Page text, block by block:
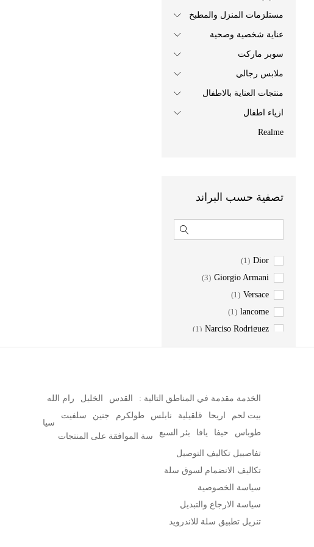
مستلزمات المنزل والمطبخ
عناية شخصية وصحية
سوبر ماركت
ملابس رجالي
منتجات العناية بالاطفال
ازياء اطفال
Realme
تصفية حسب البراند
Dior
(1)
Giorgio Armani
(3)
Versace
(1)
lancome
(1)
Narciso Rodriguez
(1)
Jean Paul Gaultier
(1)
JOOP!
(1)
White King
(8)
Hafiz Basha
(6)
مدينة الطيبات
الخدمة مقدمة في المناطق التالية : القدس الخليل
رام الله
بيت لحم
اريحا قلقيلية نابلس طولكرم جنين
سلفيت
طوباس
حيفا يافا بئر السبع
سيا
سة الموافقة على المنتجات
تفاصييل تكاليف التوصيل
تكاليف الانضمام لسوق سلة
سياسة الخصوصية
سياسة الارجاع والتبديل
تنزيل تطبيق سلة للاندرويد